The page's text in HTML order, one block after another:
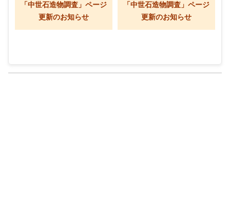
「中世石造物調査」ページ
更新のお知らせ
「中世石造物調査」ページ
更新のお知らせ